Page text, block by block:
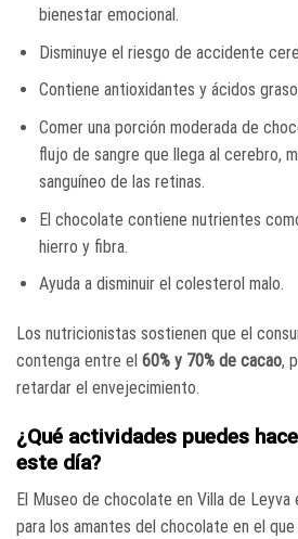
bienestar emocional.
Disminuye el riesgo de accidente
Contiene antioxidantes y ácidos
Comer una porción moderada de
flujo de sangre que llega al cerebro,
sanguíneo de las retinas.
El chocolate contiene nutrientes
hierro y fibra.
Ayuda a disminuir el colesterol malo.
Los nutricionistas sostienen que el
contenga entre el 60% y 70% de cacao,
retardar el envejecimiento.
¿Qué actividades puedes
este día?
El Museo de chocolate en Villa de Leyva
para los amantes del chocolate en el